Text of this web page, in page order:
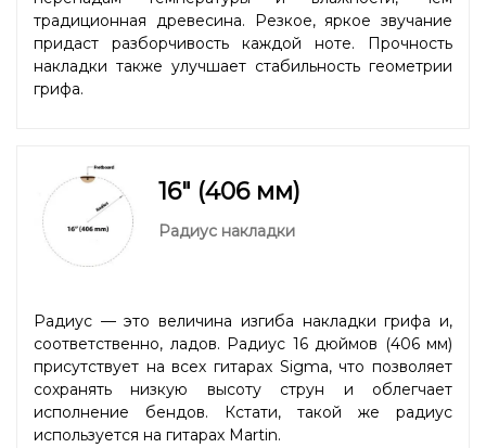
традиционная древесина. Резкое, яркое звучание
придаст разборчивость каждой ноте. Прочность
накладки также улучшает стабильность геометрии
грифа.
16" (406 мм)
Радиус накладки
Радиус — это величина изгиба накладки грифа и,
соответственно, ладов. Радиус 16 дюймов (406 мм)
присутствует на всех гитарах Sigma, что позволяет
сохранять низкую высоту струн и облегчает
исполнение бендов. Кстати, такой же радиус
используется на гитарах Martin.